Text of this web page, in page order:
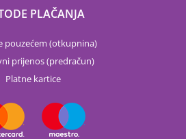
PLAČANJA
pouzećem (otkupnina)
prijenos (predračun)
Platne kartice